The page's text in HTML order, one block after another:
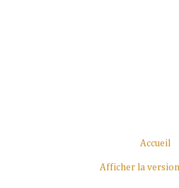
Accueil
Afficher la